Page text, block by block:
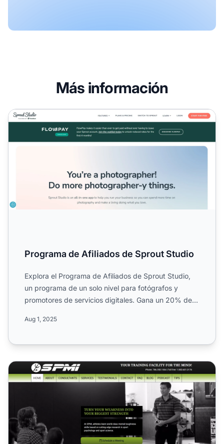
Más información
Programa de Afiliados de Sprout Studio
Programa de Afiliados de Sprout Studio
Explora el Programa de Afiliados de Sprout Studio,
un programa de un solo nivel para fotógrafos y
promotores de servicios digitales. Gana un 20% de
Aug 1, 2025
Programa de Afiliados del Sport Psychology Movement